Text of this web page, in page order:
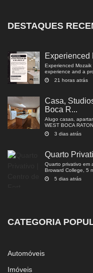
DESTAQUES
Experienced
Experienced
experience and a
21 horas atrás
Casa,
Boca R...
Alugo casas,
WEST BOCA
3 dias atrás
Quarto
Quarto privativo em
Broward College, 5
5 dias atrás
CATEGORIA
Automóveis
Imóveis